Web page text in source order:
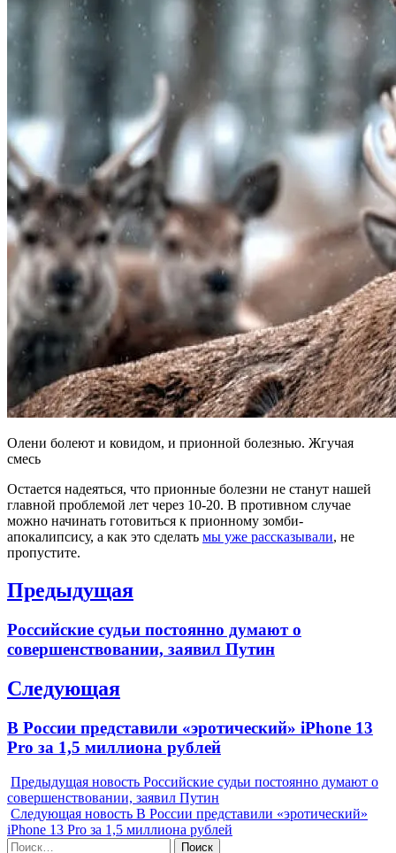
Олени болеют и ковидом, и прионной болезнью. Жгучая
смесь
Остается надеяться, что прионные болезни не станут нашей
главной проблемой лет через 10-20. В противном случае
можно начинать готовиться к прионному зомби-
апокалипсису, а как это сделать мы уже рассказывали, не
пропустите.
Навигация
записям
Предыдущая
Previous
Российские судьи постоянно думают о
совершенствовании, заявил Путин
Следующая
Next
post:
В России представили «эротический» iPhone 13
Pro за 1,5 миллиона рублей
Предыдущая новость Российские судьи постоянно думают о
совершенствовании, заявил Путин
Следующая новость В России представили «эротический»
iPhone 13 Pro за 1,5 миллиона рублей
Найти: